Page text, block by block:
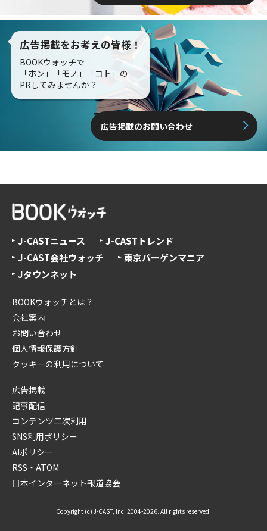
広告掲載をお考えの皆様！
BOOKウォッチで
「ホン」「モノ」「コト」の
PRしてみませんか？
広告掲載のお問い合わせ
J-CASTニュース
J-CASTトレンド
J-CAST会社ウォッチ
東京バーゲンマニア
Jタウンネット
BOOKウォッチとは？
会社案内
お問い合わせ
個人情報保護方針
クッキーの利用について
広告掲載
記事配信
コンテンツ二次利用
SNS利用ポリシー
AIポリシー
RSS・ATOM
日本インターネット報道協会
Copyright (c) J-CAST, Inc. 2004-2026. All rights reserved.